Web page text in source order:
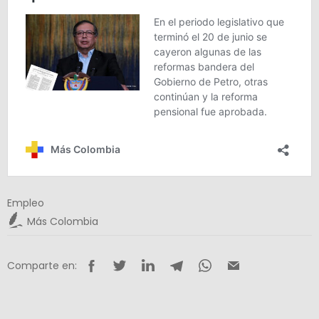
Empleo
Más Colombia
Comparte en: